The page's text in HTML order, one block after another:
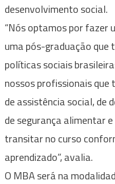
desenvolvimento social.
“Nós optamos por fazer
uma pós-graduação que
políticas sociais
nossos profissionais
de assistência social, de
de segurança alimentar
transitar no curso
aprendizado”, avalia.
O MBA será na